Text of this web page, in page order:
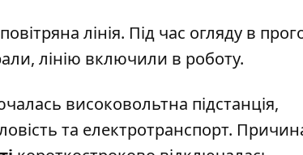
лінія. Під час огляду в
лінію включили в роботу.
високовольтна підстанція,
та електротранспорт.